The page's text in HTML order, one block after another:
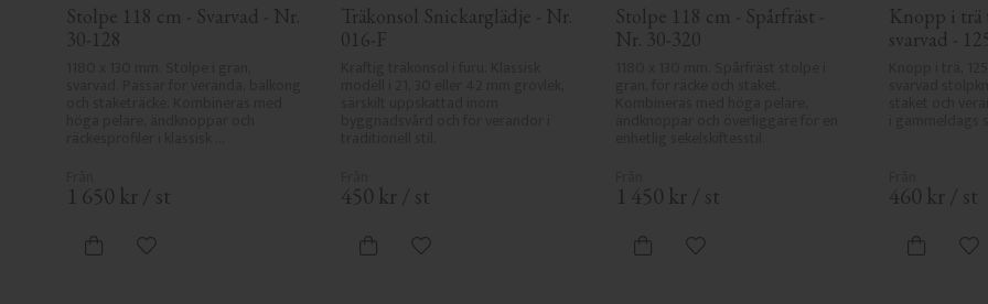
Stolpe 118 cm - Svarvad - Nr.
30-128
1 650 kr / st
Lägg till i favoriter
Träkonsol Snickarglädje - Nr.
016-F
450 kr / st
Lägg till i favoriter
Stolpe 118 cm - Spårfräst -
Nr. 30-320
1 450 kr / st
Lägg till i favoriter
Knopp i trä
svarvad -
460 kr / st